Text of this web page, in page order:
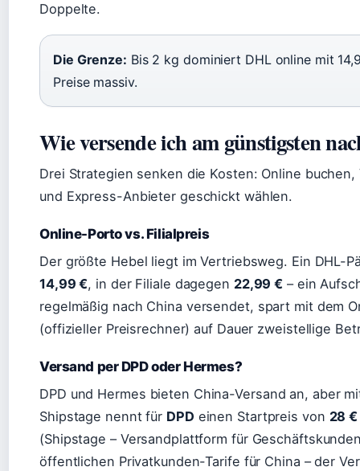
Doppelte.
Die Grenze: Bis 2 kg dominiert DHL online mit
Preise massiv.
Wie versende ich am günstigsten
Drei Strategien senken die Kosten: Online
und Express-Anbieter geschickt wählen.
Online-Porto vs. Filialpreis
Der größte Hebel liegt im Vertriebsweg. Ein DHL-
14,99 €, in der Filiale dagegen 22,99 € – ein
regelmäßig nach China versendet, spart mit dem
(offizieller Preisrechner) auf Dauer zweistellige
Versand per DPD oder Hermes?
DPD und Hermes bieten China-Versand an, aber
Shipstage nennt für DPD einen Startpreis von 28 €
(Shipstage – Versandplattform für
öffentlichen Privatkunden-Tarife für China – der